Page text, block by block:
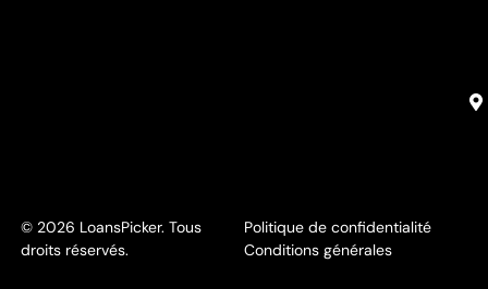
© 2026 LoansPicker. Tous
droits réservés.
Politique de confidentialité
Conditions générales